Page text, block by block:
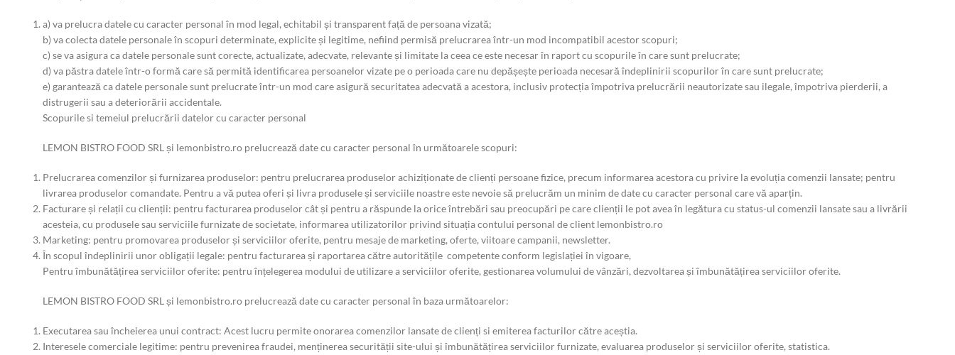
a) va prelucra datele cu caracter personal în mod legal, echitabil și transparent față de persoana vizată;
b) va colecta datele personale în scopuri determinate, explicite și legitime, nefiind permisă prelucrarea într-un mod incompatibil acestor scopuri;
c) se va asigura ca datele personale sunt corecte, actualizate, adecvate, relevante și limitate la ceea ce este necesar în raport cu scopurile în care sunt prelucrate;
d) va păstra datele într-o formă care să permită identificarea persoanelor vizate pe o perioada care nu depășește perioada necesară îndeplinirii scopurilor în care sunt prelucrate;
e) garantează ca datele personale sunt prelucrate într-un mod care asigură securitatea adecvată a acestora, inclusiv protecția împotriva prelucrării neautorizate sau ilegale, împotriva pierderii, a
distrugerii sau a deteriorării accidentale.
Scopurile si temeiul prelucrării datelor cu caracter personal
LEMON BISTRO FOOD SRL și lemonbistro.ro prelucrează date cu caracter personal în următoarele scopuri:
Prelucrarea comenzilor și furnizarea produselor: pentru prelucrarea produselor achiziționate de clienți persoane fizice, precum informarea acestora cu privire la evoluția comenzii lansate; pentru
livrarea produselor comandate. Pentru a vă putea oferi și livra produsele și serviciile noastre este nevoie să prelucrăm un minim de date cu caracter personal care vă aparțin.
Facturare și relații cu clienții: pentru facturarea produselor cât și pentru a răspunde la orice întrebări sau preocupări pe care clienții le pot avea în legătura cu status-ul comenzii lansate sau a livrării
acesteia, cu produsele sau serviciile furnizate de societate, informarea utilizatorilor privind situația contului personal de client lemonbistro.ro
Marketing: pentru promovarea produselor și serviciilor oferite, pentru mesaje de marketing, oferte, viitoare campanii, newsletter.
În scopul îndeplinirii unor obligații legale: pentru facturarea și raportarea către autoritățile competente conform legislației în vigoare,
Pentru îmbunătățirea serviciilor oferite: pentru înțelegerea modului de utilizare a serviciilor oferite, gestionarea volumului de vânzări, dezvoltarea și îmbunătățirea serviciilor oferite.
LEMON BISTRO FOOD SRL și lemonbistro.ro prelucrează date cu caracter personal în baza următoarelor:
Executarea sau încheierea unui contract: Acest lucru permite onorarea comenzilor lansate de clienți si emiterea facturilor către aceștia.
Interesele comerciale legitime: pentru prevenirea fraudei, menținerea securității site-ului și îmbunătățirea serviciilor furnizate, evaluarea produselor și serviciilor oferite, statistica.